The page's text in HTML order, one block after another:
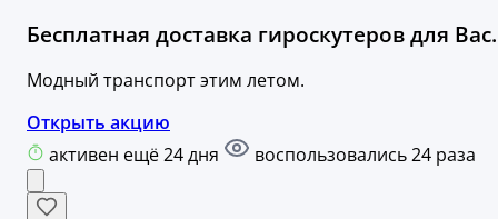
Бесплатная доставка гироскутеров для Вас.
Модный транспорт этим летом.
Открыть акцию
активен ещё 24 дня
воспользовались 24 раза